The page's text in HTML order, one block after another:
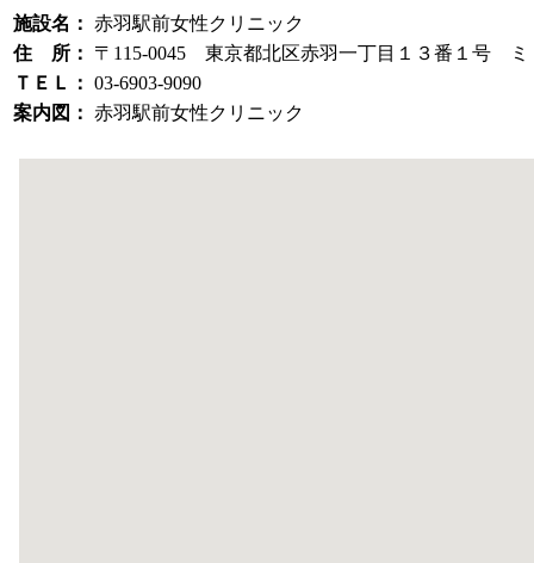
施設名： 赤羽駅前女性クリニック
住 所：
〒115-0045 東京都北区赤羽一丁目１３番１号 ミ
ＴＥＬ： 03-6903-9090
案内図： 赤羽駅前女性クリニック